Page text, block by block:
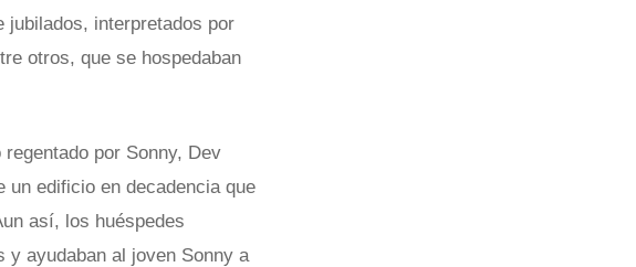
jubilados, interpretados por
otros, que se hospedaban
por Sonny, Dev
un edificio en decadencia que
así, los huéspedes
y ayudaban al joven Sonny a